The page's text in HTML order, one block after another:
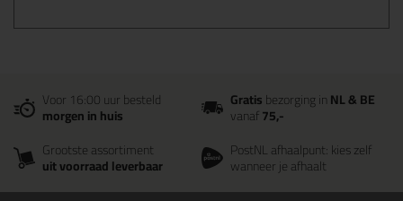
Voor 16:00 uur besteld
morgen in huis
Gratisbezorging inNL & BE
vanaf75,-
Grootste assortiment
uit voorraad leverbaar
PostNL afhaalpunt: kies zelf
wanneer je afhaalt